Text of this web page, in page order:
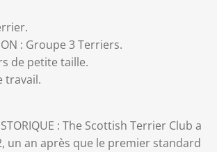
: Groupe 3 Terriers.
de petite taille.
travail.
: The Scottish Terrier Club a
un an après que le premier standard